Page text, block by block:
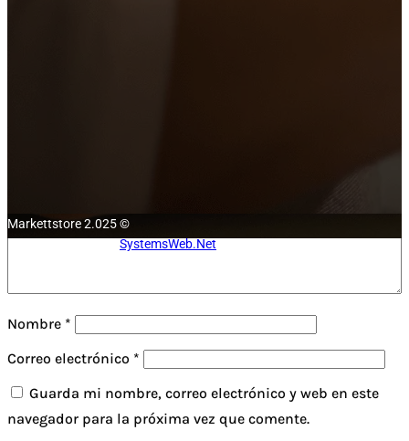
Nombre *
Correo electrónico *
Guarda mi nombre, correo electrónico y web en este
navegador para la próxima vez que comente.
Markettstore 2.025 ©
SystemsWeb.Net